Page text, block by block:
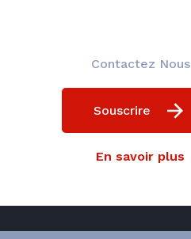
Contactez Nous
Souscrire
En savoir plus